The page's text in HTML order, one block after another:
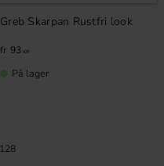
Greb Skarpan Rustfri look
93 KR
På lager
128